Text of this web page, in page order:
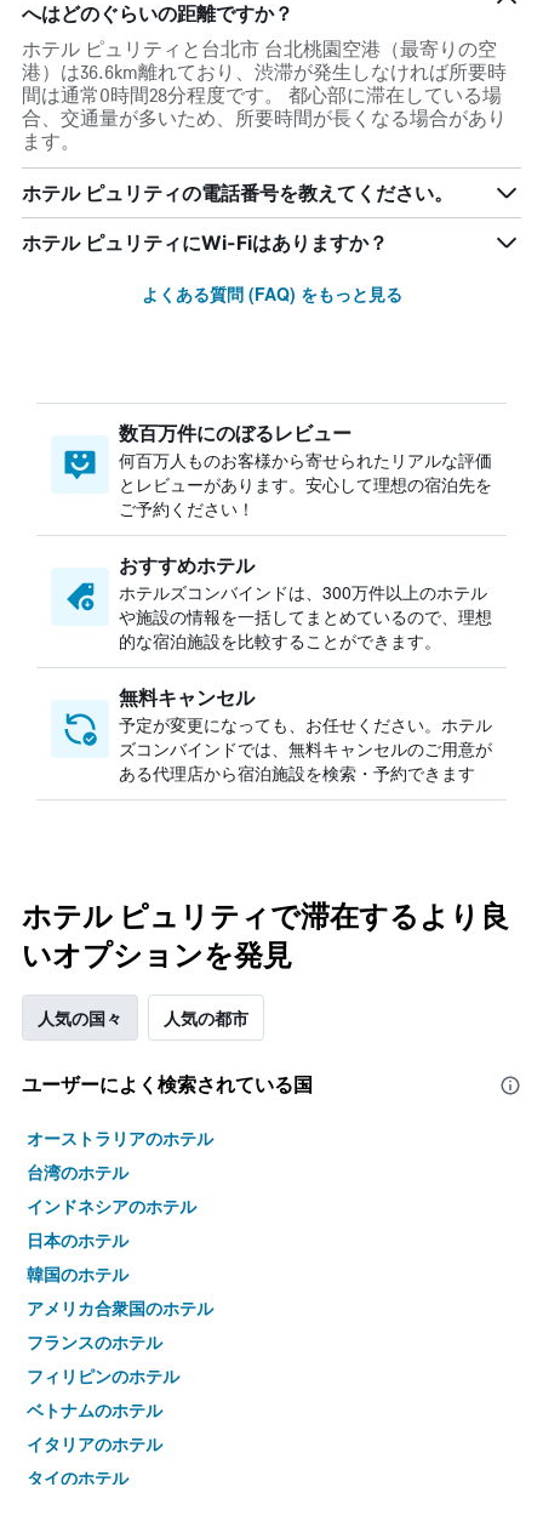
へはどのぐらいの距離ですか？
ホテル ピュリティと台北市 台北桃園空港（最寄りの空
港）は36.6km離れており、渋滞が発生しなければ所要時
間は通常0時間28分程度です。 都心部に滞在している場
合、交通量が多いため、所要時間が長くなる場合があり
ます。
ホテル ピュリティの電話番号を教えてください。
ホテル ピュリティにWi-Fiはありますか？
よくある質問 (FAQ) をもっと見る
数百万件にのぼるレビュー
何百万人ものお客様から寄せられたリアルな評価
とレビューがあります。安心して理想の宿泊先を
ご予約ください！
おすすめホテル
ホテルズコンバインドは、300万件以上のホテル
や施設の情報を一括してまとめているので、理想
的な宿泊施設を比較することができます。
無料キャンセル
予定が変更になっても、お任せください。ホテル
ズコンバインドでは、無料キャンセルのご用意が
ある代理店から宿泊施設を検索・予約できます
ホテル ピュリティで滞在するより良
いオプションを発見
人気の国々 人気の都市
ユーザーによく検索されている国
オーストラリアのホテル
台湾のホテル
インドネシアのホテル
日本のホテル
韓国のホテル
アメリカ合衆国のホテル
フランスのホテル
フィリピンのホテル
ベトナムのホテル
イタリアのホテル
タイのホテル